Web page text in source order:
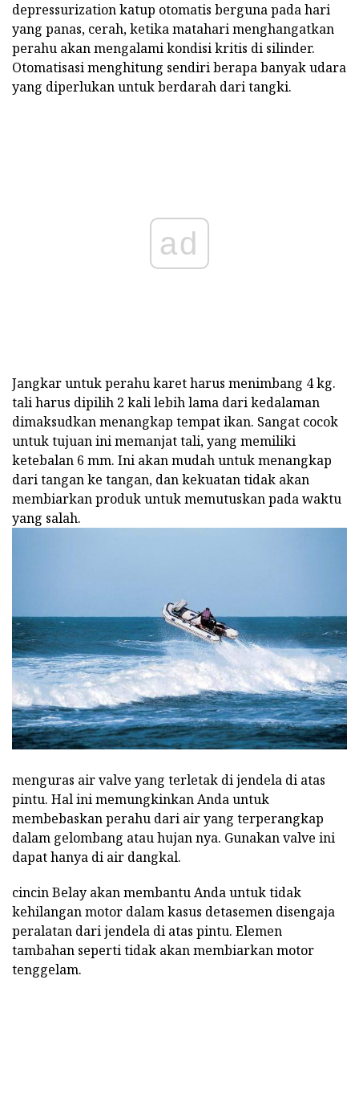
depressurization katup otomatis berguna pada hari
yang panas, cerah, ketika matahari menghangatkan
perahu akan mengalami kondisi kritis di silinder.
Otomatisasi menghitung sendiri berapa banyak udara
yang diperlukan untuk berdarah dari tangki.
ad
Jangkar untuk perahu karet harus menimbang 4 kg.
tali harus dipilih 2 kali lebih lama dari kedalaman
dimaksudkan menangkap tempat ikan. Sangat cocok
untuk tujuan ini memanjat tali, yang memiliki
ketebalan 6 mm. Ini akan mudah untuk menangkap
dari tangan ke tangan, dan kekuatan tidak akan
membiarkan produk untuk memutuskan pada waktu
yang salah.
menguras air valve yang terletak di jendela di atas
pintu. Hal ini memungkinkan Anda untuk
membebaskan perahu dari air yang terperangkap
dalam gelombang atau hujan nya. Gunakan valve ini
dapat hanya di air dangkal.
cincin Belay akan membantu Anda untuk tidak
kehilangan motor dalam kasus detasemen disengaja
peralatan dari jendela di atas pintu. Elemen
tambahan seperti tidak akan membiarkan motor
tenggelam.